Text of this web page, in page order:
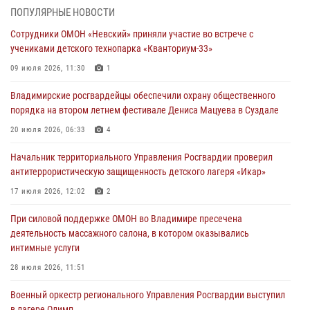
интимные услуги
28 июля 2026, 11:51
Во Владимирcкой области открыли профильную Росгвардейскую
27 июля 2026, 16:43 2
Владимирские росгвардейцы обеспечили охрану общественного
20 июля 2026, 06:33 4
Военнослужащий военного оркестра регионального Управления
105-летию Центрального округа
19 июля 2026, 11:17 7
Начальник территориального Управления Росгвардии проверил
17 июля 2026, 12:02 2
ПОПУЛЯРНЫЕ НОВОСТИ
Сотрудники ОМОН «Невский» приняли участие во встрече с
учениками детского технопарка «Кванториум-33»
09 июля 2026, 11:30 1
Владимирские росгвардейцы обеспечили охрану общественного
порядка на втором летнем фестивале Дениса Мацуева в Суздале
20 июля 2026, 06:33 4
Начальник территориального Управления Росгвардии проверил
антитеррористическую защищенность детского лагеря «Икар»
17 июля 2026, 12:02 2
При силовой поддержке ОМОН во Владимире пресечена
деятельность массажного салона, в котором оказывались
интимные услуги
28 июля 2026, 11:51
Военный оркестр регионального Управления Росгвардии выступил